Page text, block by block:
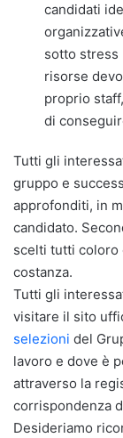
candidati
sotto stress
risorse
proprio
di
Tutti gli
gruppo e
approfonditi, in
candidato.
scelti tutti coloro
costanza.
Tutti gli
visitare il sito
selezioni del
lavoro e dove è
attraverso la
corrispondenza
Desideriamo